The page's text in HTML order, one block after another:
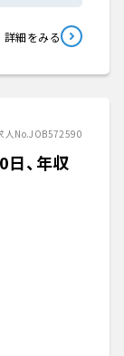
詳細をみる
人No.JOB572590
日、年収